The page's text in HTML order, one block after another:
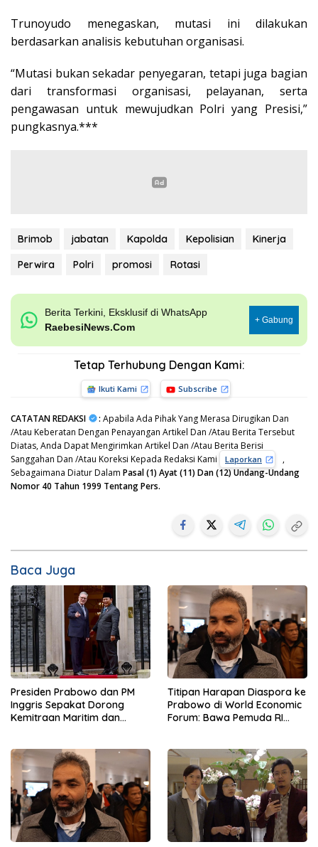
Trunoyudo menegaskan, mutasi ini dilakukan
berdasarkan analisis kebutuhan organisasi.
“Mutasi bukan sekadar penyegaran, tetapi juga bagian
dari transformasi organisasi, pelayanan, serta
pengawasan untuk mewujudkan Polri yang Presisi,”
pungkasnya.***
Brimob jabatan Kapolda Kepolisian
Kinerja
Perwira
Polri promosi Rotasi
Berita Terkini, Eksklusif di WhatsApp
RaebesiNews.Com
+ Gabung
Tetap Terhubung Dengan Kami:
Ikuti Kami Subscribe
CATATAN REDAKSI : Apabila Ada Pihak Yang Merasa Dirugikan Dan
/Atau Keberatan Dengan Penayangan Artikel Dan /Atau Berita Tersebut
Diatas, Anda Dapat Mengirimkan Artikel Dan /Atau Berita Berisi
Sanggahan Dan /Atau Koreksi Kepada Redaksi Kami
Laporkan
,
Sebagaimana Diatur Dalam Pasal (1) Ayat (11) Dan (12) Undang-Undang
Nomor 40 Tahun 1999 Tentang Pers.
Baca Juga
Presiden Prabowo dan PM
Inggris Sepakat Dorong
Kemitraan Maritim dan
Titipan Harapan Diaspora ke
Prabowo di World Economic
Forum: Bawa Pemuda RI